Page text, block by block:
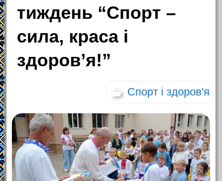
тиждень “Спорт –
сила, краса і
здоров’я!”
Спорт і здоров'я